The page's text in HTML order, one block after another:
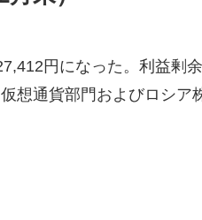
円になった。利益剰
想通貨部門およびロシア